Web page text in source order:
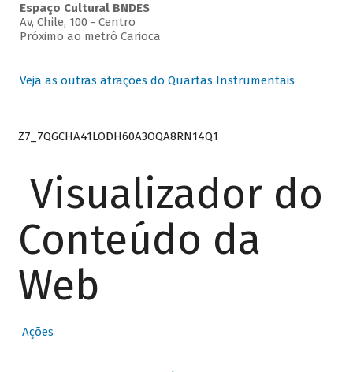
Espaço Cultural BNDES
Av, Chile, 100 - Centro
Próximo ao metrô Carioca
Veja as outras atrações do Quartas Instrumentais
Z7_7QGCHA41LODH60A3OQA8RN14Q1
Visualizador do
Conteúdo da
Web
Ações